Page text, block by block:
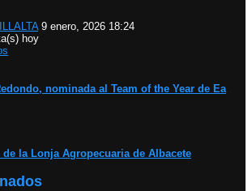
9 enero, 2026 18:24
hoy
nominada al Team of the Year de Ea
la Lonja Agropecuaria de Albacete